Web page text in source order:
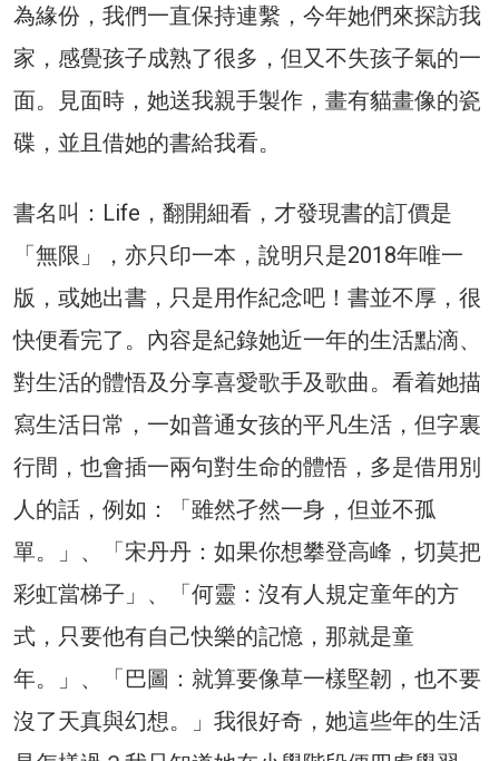
為緣份，我們一直保持連繫，今年她們來探訪我
家，感覺孩子成熟了很多，但又不失孩子氣的一
面。見面時，她送我親手製作，畫有貓畫像的瓷
碟，並且借她的書給我看。
書名叫：Life，翻開細看，才發現書的訂價是
「無限」，亦只印一本，說明只是2018年唯一
版，或她出書，只是用作紀念吧！書並不厚，很
快便看完了。內容是紀錄她近一年的生活點滴、
對生活的體悟及分享喜愛歌手及歌曲。看着她描
寫生活日常，一如普通女孩的平凡生活，但字裏
行間，也會插一兩句對生命的體悟，多是借用別
人的話，例如：「雖然孑然一身，但並不孤
單。」、「宋丹丹：如果你想攀登高峰，切莫把
彩虹當梯子」、「何靈：沒有人規定童年的方
式，只要他有自己快樂的記憶，那就是童
年。」、「巴圖：就算要像草一樣堅韌，也不要
沒了天真與幻想。」我很好奇，她這些年的生活